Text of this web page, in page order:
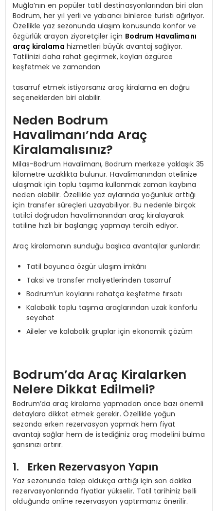
Muğla’nın en popüler tatil destinasyonlarından biri olan
Bodrum, her yıl yerli ve yabancı binlerce turisti ağırlıyor.
Özellikle yaz sezonunda ulaşım konusunda konfor ve
özgürlük arayan ziyaretçiler için Bodrum Havalimanı
araç kiralama hizmetleri büyük avantaj sağlıyor.
Tatilinizi daha rahat geçirmek, koyları özgürce
keşfetmek ve zamandan
tasarruf etmek istiyorsanız araç kiralama en doğru
seçeneklerden biri olabilir.
Neden Bodrum
Havalimanı’nda Araç
Kiralamalısınız?
Milas-Bodrum Havalimanı, Bodrum merkeze yaklaşık 35
kilometre uzaklıkta bulunur. Havalimanından otelinize
ulaşmak için toplu taşıma kullanmak zaman kaybına
neden olabilir. Özellikle yaz aylarında yoğunluk arttığı
için transfer süreçleri uzayabiliyor. Bu nedenle birçok
tatilci doğrudan havalimanından araç kiralayarak
tatiline hızlı bir başlangıç yapmayı tercih ediyor.
Araç kiralamanın sunduğu başlıca avantajlar şunlardır:
Tatil boyunca özgür ulaşım imkânı
Taksi ve transfer maliyetlerinden tasarruf
Bodrum’un koylarını rahatça keşfetme fırsatı
Kalabalık toplu taşıma araçlarından uzak konforlu
seyahat
Aileler ve kalabalık gruplar için ekonomik çözüm
Bodrum’da Araç Kiralarken
Nelere Dikkat Edilmeli?
Bodrum’da araç kiralama yapmadan önce bazı önemli
detaylara dikkat etmek gerekir. Özellikle yoğun
sezonda erken rezervasyon yapmak hem fiyat
avantajı sağlar hem de istediğiniz araç modelini bulma
şansınızı artırır.
1. Erken Rezervasyon Yapın
Yaz sezonunda talep oldukça arttığı için son dakika
rezervasyonlarında fiyatlar yükselir. Tatil tarihiniz belli
olduğunda online rezervasyon yaptırmanız önerilir.